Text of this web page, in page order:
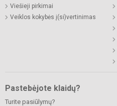
Viešieji pirkimai
Veiklos kokybės į(si)vertinimas
Pastebėjote klaidų?
Turite pasiūlymų?